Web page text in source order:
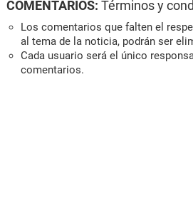
COMENTARIOS: Términos y
Los comentarios que falten el
al tema de la noticia, podrán ser
Cada usuario será el único
comentarios.